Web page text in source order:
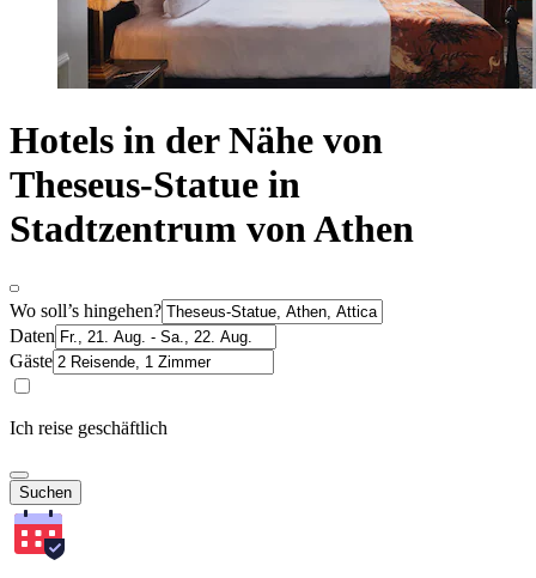
Hotels in der Nähe von
Theseus-Statue in
Stadtzentrum von Athen
Wo soll’s hingehen?
Daten
Gäste
Ich reise geschäftlich
Suchen